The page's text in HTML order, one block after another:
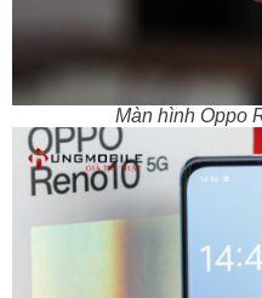
Màn hình Oppo